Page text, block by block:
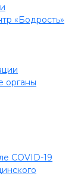
«Бодрость»
органы
COVID-19